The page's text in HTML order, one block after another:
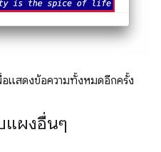
อแสดงข้อความทั้งหมดอีกครั้ง
แผงอื่นๆ